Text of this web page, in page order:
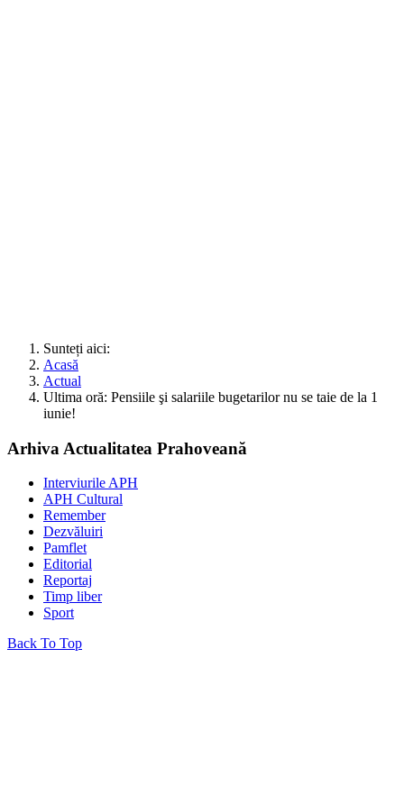
Sunteți aici:
Acasă
Actual
Ultima oră: Pensiile şi salariile bugetarilor nu se taie de la 1
iunie!
Arhiva Actualitatea Prahoveană
Interviurile APH
APH Cultural
Remember
Dezvăluiri
Pamflet
Editorial
Reportaj
Timp liber
Sport
Back To Top